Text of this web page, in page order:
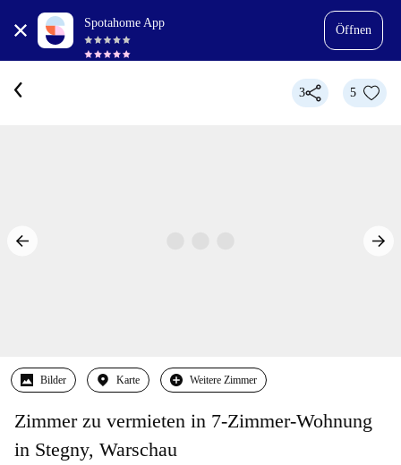
Spotahome App
Öffnen
3 5
Bilder Karte Weitere Zimmer
Zimmer zu vermieten in 7-Zimmer-Wohnung
in Stegny, Warschau